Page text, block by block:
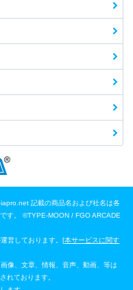
記載の商品名および社名は各
す。
©TYPE-MOON / FGO ARCADE
営しております。[本サービスに関す
像、文章、情報、音声、動画、等は
れております。